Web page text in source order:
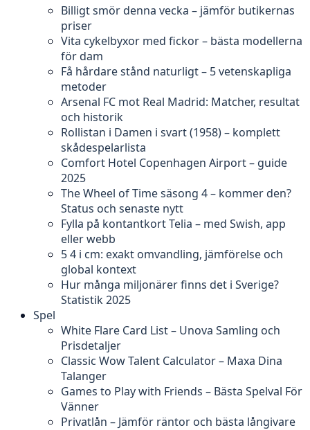
Billigt smör denna vecka – jämför butikernas
priser
Vita cykelbyxor med fickor – bästa modellerna
för dam
Få hårdare stånd naturligt – 5 vetenskapliga
metoder
Arsenal FC mot Real Madrid: Matcher, resultat
och historik
Rollistan i Damen i svart (1958) – komplett
skådespelarlista
Comfort Hotel Copenhagen Airport – guide
2025
The Wheel of Time säsong 4 – kommer den?
Status och senaste nytt
Fylla på kontantkort Telia – med Swish, app
eller webb
5 4 i cm: exakt omvandling, jämförelse och
global kontext
Hur många miljonärer finns det i Sverige?
Statistik 2025
Spel
White Flare Card List – Unova Samling och
Prisdetaljer
Classic Wow Talent Calculator – Maxa Dina
Talanger
Games to Play with Friends – Bästa Spelval För
Vänner
Privatlån – Jämför räntor och bästa långivare